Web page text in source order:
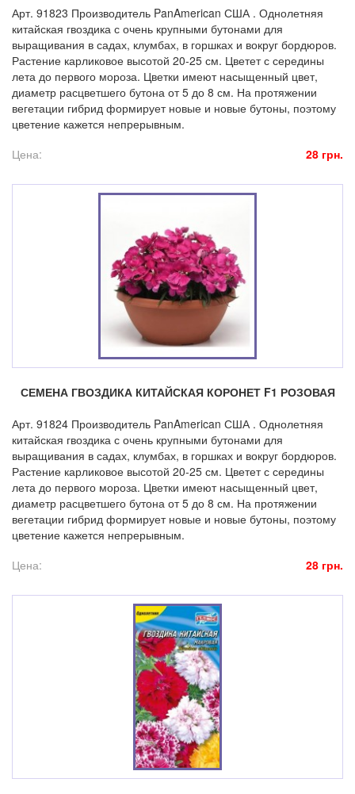
Арт. 91823 Производитель PanAmerican США . Однолетняя
китайская гвоздика с очень крупными бутонами для
выращивания в садах, клумбах, в горшках и вокруг бордюров.
Растение карликовое высотой 20-25 см. Цветет с середины
лета до первого мороза. Цветки имеют насыщенный цвет,
диаметр расцветшего бутона от 5 до 8 см. На протяжении
вегетации гибрид формирует новые и новые бутоны, поэтому
цветение кажется непрерывным.
Цена:
28 грн.
СЕМЕНА ГВОЗДИКА КИТАЙСКАЯ КОРОНЕТ F1 РОЗОВАЯ
Арт. 91824 Производитель PanAmerican США . Однолетняя
китайская гвоздика с очень крупными бутонами для
выращивания в садах, клумбах, в горшках и вокруг бордюров.
Растение карликовое высотой 20-25 см. Цветет с середины
лета до первого мороза. Цветки имеют насыщенный цвет,
диаметр расцветшего бутона от 5 до 8 см. На протяжении
вегетации гибрид формирует новые и новые бутоны, поэтому
цветение кажется непрерывным.
Цена:
28 грн.